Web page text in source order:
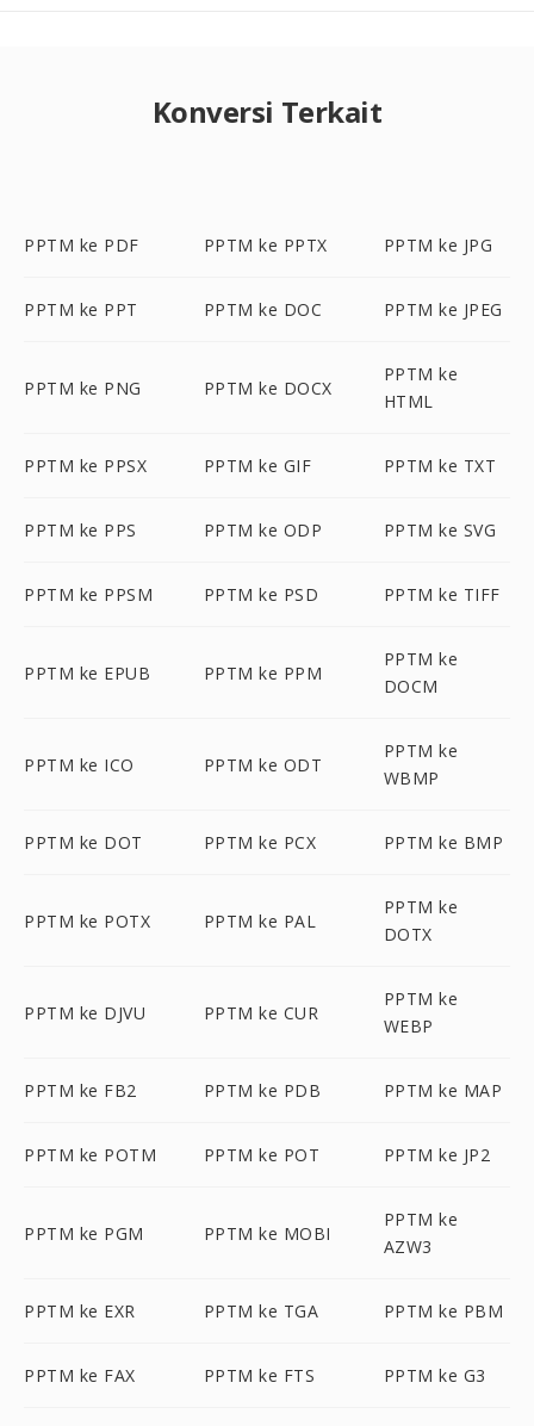
Konversi Terkait
PPTM ke PDF PPTM ke PPTX PPTM ke JPG
PPTM ke PPT PPTM ke DOC PPTM ke JPEG
PPTM ke PNG PPTM ke DOCX
PPTM ke
HTML
PPTM ke PPSX PPTM ke GIF PPTM ke TXT
PPTM ke PPS PPTM ke ODP PPTM ke SVG
PPTM ke PPSM PPTM ke PSD PPTM ke TIFF
PPTM ke EPUB PPTM ke PPM
PPTM ke
DOCM
PPTM ke ICO PPTM ke ODT
PPTM ke
WBMP
PPTM ke DOT PPTM ke PCX PPTM ke BMP
PPTM ke POTX PPTM ke PAL
PPTM ke
DOTX
PPTM ke DJVU PPTM ke CUR
PPTM ke
WEBP
PPTM ke FB2 PPTM ke PDB PPTM ke MAP
PPTM ke POTM PPTM ke POT PPTM ke JP2
PPTM ke PGM PPTM ke MOBI
PPTM ke
AZW3
PPTM ke EXR PPTM ke TGA PPTM ke PBM
PPTM ke FAX PPTM ke FTS PPTM ke G3